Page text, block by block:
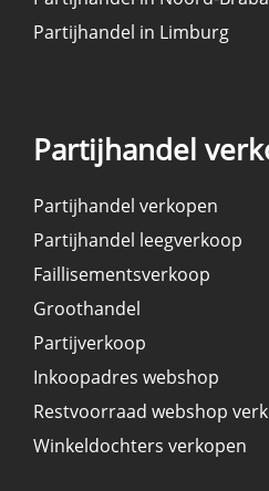
Partijhandel in Limburg
Partijhandel
Partijhandel verkopen
Partijhandel leegverkoop
Faillisementsverkoop
Groothandel
Partijverkoop
Inkoopadres webshop
Restvoorraad webshop
Winkeldochters verkopen